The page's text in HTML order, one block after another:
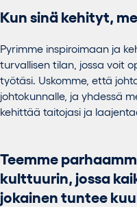
Kun sinä kehityt,
Pyrimme inspiroimaan ja
turvallisen tilan, jossa voit
työtäsi. Uskomme, että
johtokunnalle, ja yhdessä
kehittää taitojasi ja
Teemme
kulttuurin, jossa
jokainen tuntee